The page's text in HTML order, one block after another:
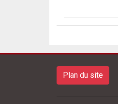
Plan du site